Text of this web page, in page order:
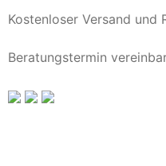
Kostenloser Versand und
Beratungstermin